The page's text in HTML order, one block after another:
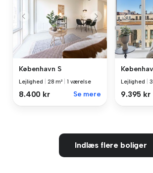
København S
Lejlighed 28 m² 1 værelse
8.400 kr Se mere
Lejlighed
9.395 kr
Indlæs flere boliger